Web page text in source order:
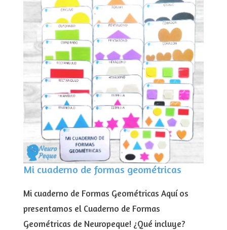
Mi cuaderno de formas geométricas
Mi cuaderno de Formas Geométricas Aquí os
presentamos el Cuaderno de Formas
Geométricas de Neuropeque! ¿Qué incluye?